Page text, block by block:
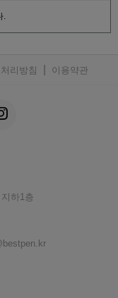
.
리방침 이용약관
하1층